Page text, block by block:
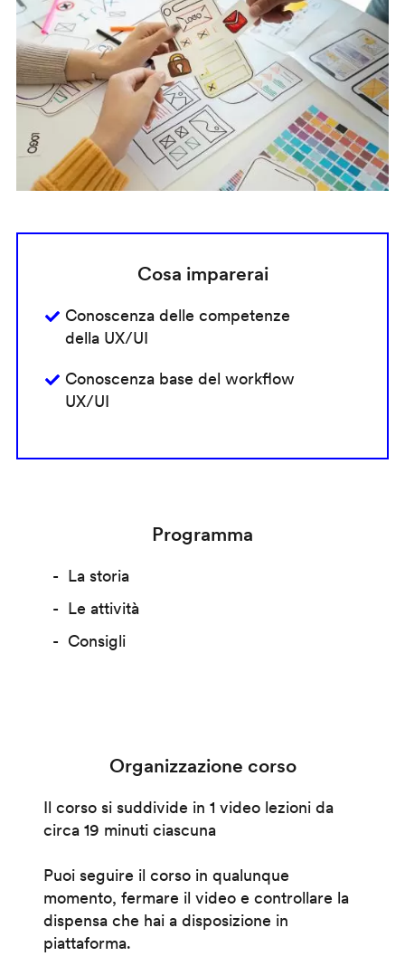
Cosa imparerai
Conoscenza delle competenze
della UX/UI
Conoscenza base del workflow
UX/UI
Programma
La storia
Le attività
Consigli
Organizzazione corso
Il corso si suddivide in 1 video lezioni da
circa 19 minuti ciascuna
Puoi seguire il corso in qualunque
momento, fermare il video e controllare la
dispensa che hai a disposizione in
piattaforma.